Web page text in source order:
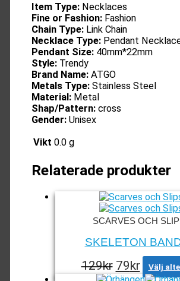
Item Type: Necklaces
Fine or Fashion: Fashion
Chain Type: Link Chain
Necklace Type: Pendant
Pendant Size: 40mm*22mm
Style: Trendy
Brand Name: ATGO
Metals Type: Stainless Steel
Material: Metal
Shap/Pattern: cross
Gender: Unisex
Vikt 0.0 g
Relaterade produkter
SCARVES OCH
SKELETON
129kr Det
79krDet
Välj